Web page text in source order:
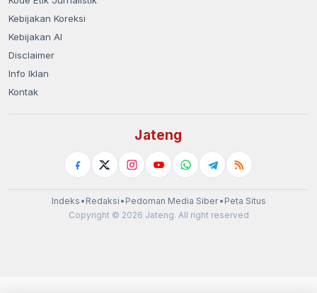
Kebijakan Koreksi
Kebijakan AI
Disclaimer
Info Iklan
Kontak
Jateng
Indeks • Redaksi • Pedoman Media Siber• Peta Situs
Copyright © 2026 Jateng. All right reserved